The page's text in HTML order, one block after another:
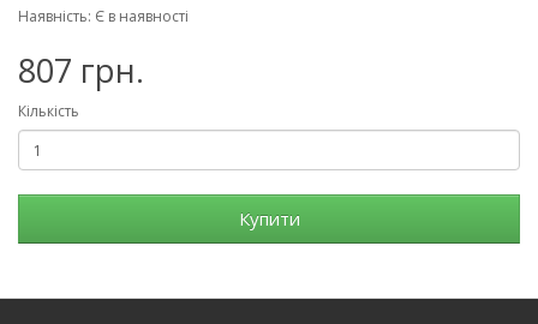
Наявність: Є в наявності
807 грн.
Кількість
Купити